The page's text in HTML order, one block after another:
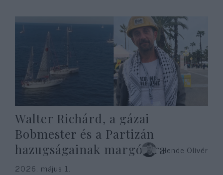
Walter Richárd, a gázai
Bobmester és a Partizán
hazugságainak margójáraHende Olivér
2026. május 1.